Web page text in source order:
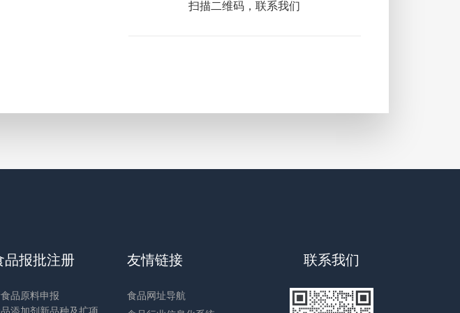
扫描二维码，联系我们
品报批注册
品原料申报
友情链接
食品网址导航
联系我们